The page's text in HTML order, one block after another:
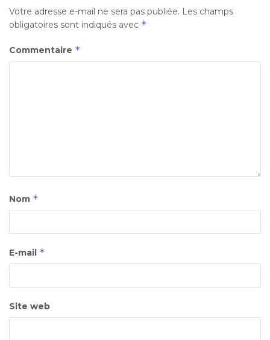
Votre adresse e-mail ne sera pas publiée. Les champs
obligatoires sont indiqués avec *
Commentaire *
Nom *
E-mail *
Site web